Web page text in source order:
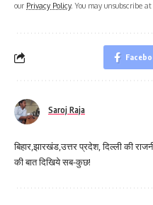
our Privacy Policy. You may unsubscribe
Saroj Raja
बिहार,झारखंड,उत्तर प्रदेश, दिल्ली की
की बात दिखिये सब-कुछ!